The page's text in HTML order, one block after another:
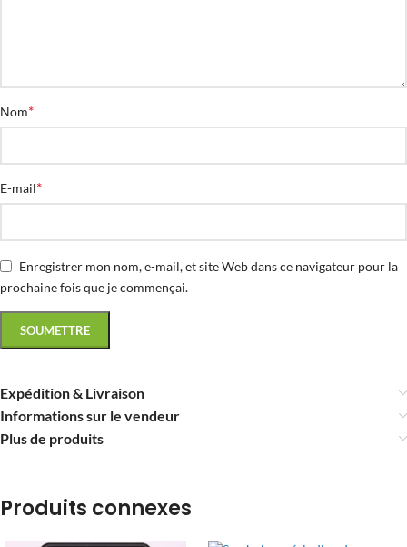
Nom*
E-mail*
Enregistrer mon nom, e-mail, et site Web dans ce navigateur pour la
prochaine fois que je commençai.
Expédition & Livraison
Informations sur le vendeur
Plus de produits
Produits connexes